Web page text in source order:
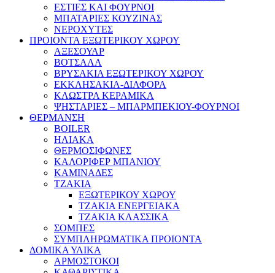
ΕΣΤΙΕΣ ΚΑΙ ΦΟΥΡΝΟΙ
ΜΠΑΤΑΡΙΕΣ ΚΟΥΖΙΝΑΣ
ΝΕΡΟΧΥΤΕΣ
ΠΡΟΙΟΝΤΑ ΕΞΩΤΕΡΙΚΟΥ ΧΩΡΟΥ
ΑΞΕΣΟΥΑΡ
ΒΟΤΣΑΛΑ
ΒΡΥΣΑΚΙΑ ΕΞΩΤΕΡΙΚΟΥ ΧΩΡΟΥ
ΕΚΚΛΗΣΑΚΙΑ-ΔΙΑΦΟΡΑ
ΚΛΩΣΤΡΑ ΚΕΡΑΜΙΚΑ
ΨΗΣΤΑΡΙΕΣ – ΜΠΑΡΜΠΕΚΙΟΥ-ΦΟΥΡΝΟΙ
ΘΕΡΜΑΝΣΗ
BOILER
ΗΛΙΑΚΑ
ΘΕΡΜΟΣΙΦΩΝΕΣ
ΚΑΛΟΡΙΦΕΡ ΜΠΑΝΙΟΥ
ΚΑΜΙΝΑΔΕΣ
ΤΖΑΚΙΑ
ΕΞΩΤΕΡΙΚΟΥ ΧΩΡΟΥ
ΤΖΑΚΙΑ ΕΝΕΡΓΕΙΑΚΑ
ΤΖΑΚΙΑ ΚΛΑΣΣΙΚΑ
ΣΟΜΠΕΣ
ΣΥΜΠΛΗΡΩΜΑΤΙΚΑ ΠΡΟΙΟΝΤΑ
ΔΟΜΙΚΑ ΥΛΙΚΑ
ΑΡΜΟΣΤΟΚΟΙ